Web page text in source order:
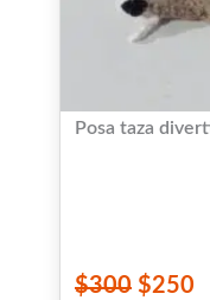
Posa taza
$300 $250